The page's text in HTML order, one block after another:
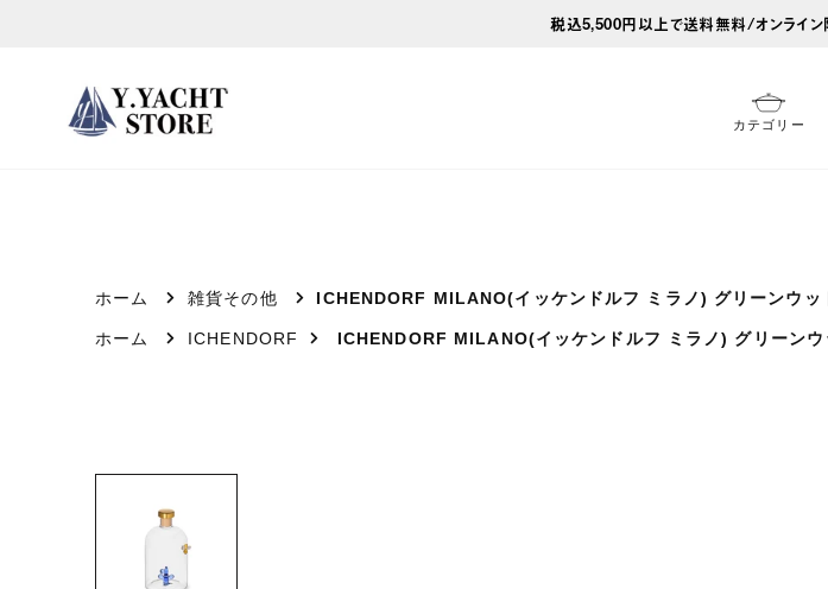
税込5,500円以上で送料無料/オンライ
カテゴリー
ホーム 雑貨その他 ICHENDORF MILANO(イッケンドルフ ミラノ) グリーンウッ
ホーム ICHENDORF ICHENDORF MILANO(イッケンドルフ ミラノ) グリーン